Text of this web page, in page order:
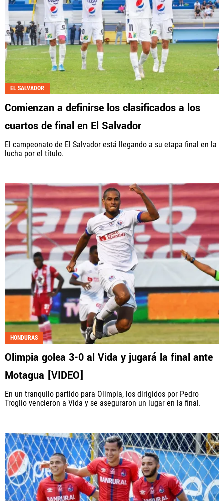
EL SALVADOR
Comienzan a definirse los clasificados a los
cuartos de final en El Salvador
El campeonato de El Salvador está llegando a su etapa final en la
lucha por el título.
HONDURAS
Olimpia golea 3-0 al Vida y jugará la final ante
Motagua [VIDEO]
En un tranquilo partido para Olimpia, los dirigidos por Pedro
Troglio vencieron a Vida y se aseguraron un lugar en la final.